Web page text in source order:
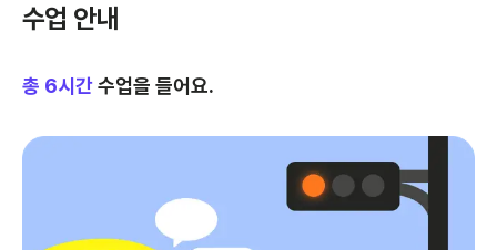
수업 안내
총 6시간수업을 들어요.